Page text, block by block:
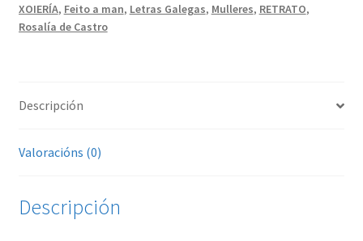
XOIERÍA, Feito a man, Letras Galegas, Mulleres, RETRATO,
Rosalía de Castro
Descripción
Valoracións (0)
Descripción